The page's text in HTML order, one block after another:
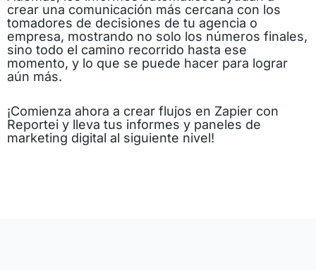
crear una comunicación más cercana con los
tomadores de decisiones de tu agencia o
empresa, mostrando no solo los números finales,
sino todo el camino recorrido hasta ese
momento, y lo que se puede hacer para lograr
aún más.
¡Comienza ahora a crear flujos en Zapier con
Reportei y lleva tus informes y paneles de
marketing digital al siguiente nivel!